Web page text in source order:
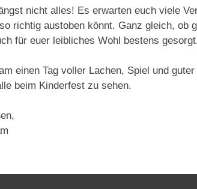
nicht alles! Es erwarten euch viele
richtig austoben könnt. Ganz gleich, ob
für euer leibliches Wohl bestens
einen Tag voller Lachen, Spiel und
beim Kinderfest zu sehen.